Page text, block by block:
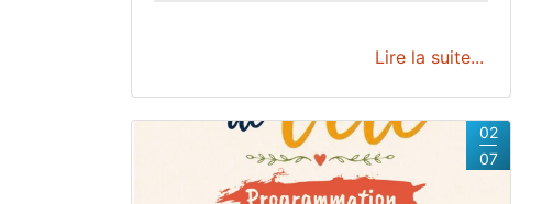
Lire la suite...
02
07